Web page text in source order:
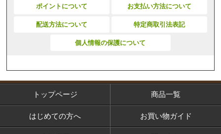
ポイントについて お支払い方法について
配送方法について 特定商取引法表記
個人情報の保護について
トップページ 商品一覧
はじめての方へ お買い物ガイド